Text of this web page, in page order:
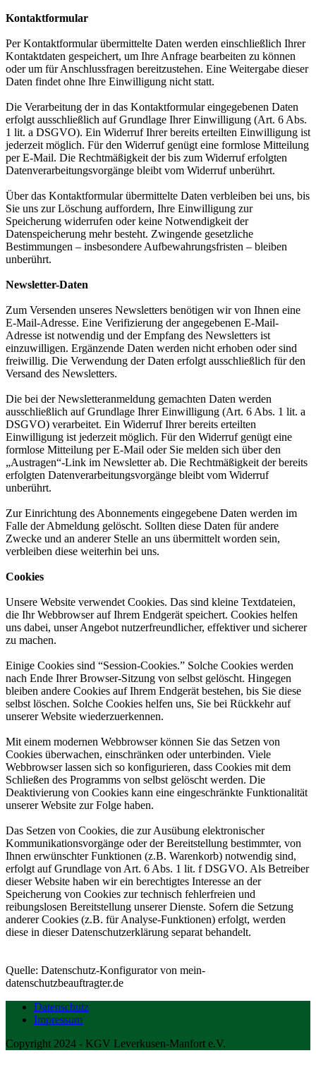
Kontaktformular
Per Kontaktformular übermittelte Daten werden einschließlich Ihrer
Kontaktdaten gespeichert, um Ihre Anfrage bearbeiten zu können
oder um für Anschlussfragen bereitzustehen. Eine Weitergabe dieser
Daten findet ohne Ihre Einwilligung nicht statt.
Die Verarbeitung der in das Kontaktformular eingegebenen Daten
erfolgt ausschließlich auf Grundlage Ihrer Einwilligung (Art. 6 Abs.
1 lit. a DSGVO). Ein Widerruf Ihrer bereits erteilten Einwilligung ist
jederzeit möglich. Für den Widerruf genügt eine formlose Mitteilung
per E-Mail. Die Rechtmäßigkeit der bis zum Widerruf erfolgten
Datenverarbeitungsvorgänge bleibt vom Widerrufunberührt.
Über das Kontaktformular übermittelte Daten verbleiben bei uns, bis
Sie uns zur Löschung auffordern, Ihre Einwilligung zur
Speicherung widerrufen oder keine Notwendigkeit der
Datenspeicherung mehr besteht. Zwingende gesetzliche
Bestimmungen – insbesondere Aufbewahrungsfristen – bleiben
unberührt.
Newsletter-Daten
Zum Versenden unseres Newsletters benötigen wir von Ihnen eine
E-Mail-Adresse. Eine Verifizierung der angegebenen E-Mail-
Adresse ist notwendig und der Empfang des Newsletters ist
einzuwilligen. Ergänzende Daten werden nicht erhoben oder sind
freiwillig. Die Verwendung der Daten erfolgt ausschließlich für den
Versand des Newsletters.
Die bei der Newsletteranmeldung gemachten Daten werden
ausschließlich auf Grundlage Ihrer Einwilligung (Art. 6 Abs. 1 lit. a
DSGVO) verarbeitet. Ein Widerruf Ihrer bereits erteilten
Einwilligung ist jederzeit möglich. Für den Widerruf genügt eine
formlose Mitteilung per E-Mail oder Sie melden sich über den
„Austragen“-Link im Newsletter ab. Die Rechtmäßigkeit der bereits
erfolgten Datenverarbeitungsvorgänge bleibt vom Widerruf
unberührt.
Zur Einrichtung des Abonnements eingegebene Daten werden im
Falle der Abmeldung gelöscht. Sollten diese Daten für andere
Zwecke und an anderer Stelle an uns übermittelt worden sein,
verbleiben diese weiterhin bei uns.
Cookies
Unsere Website verwendet Cookies. Das sind kleine Textdateien,
die Ihr Webbrowser auf Ihrem Endgerät speichert. Cookies helfen
uns dabei, unser Angebot nutzerfreundlicher, effektiver und sicherer
zu machen.
Einige Cookies sind “Session-Cookies.” Solche Cookies werden
nach Ende Ihrer Browser-Sitzung von selbst gelöscht. Hingegen
bleiben andere Cookies auf Ihrem Endgerät bestehen, bis Sie diese
selbst löschen. Solche Cookies helfen uns, Sie bei Rückkehrauf
unserer Website wiederzuerkennen.
Mit einem modernen Webbrowser können Sie das Setzen von
Cookies überwachen, einschränken oder unterbinden. Viele
Webbrowser lassen sich so konfigurieren, dass Cookies mit dem
Schließen des Programms von selbst gelöscht werden. Die
Deaktivierung von Cookies kann eine eingeschränkte Funktionalität
unserer Website zur Folge haben.
Das Setzen von Cookies, die zur Ausübung elektronischer
Kommunikationsvorgänge oder der Bereitstellung bestimmter, von
Ihnen erwünschter Funktionen (z.B. Warenkorb) notwendig sind,
erfolgt auf Grundlage von Art. 6 Abs. 1 lit. f DSGVO. Als Betreiber
dieser Website haben wir ein berechtigtes Interesse an der
Speicherung von Cookies zur technisch fehlerfreien und
reibungslosen Bereitstellung unserer Dienste. Sofern die Setzung
anderer Cookies (z.B. für Analyse-Funktionen) erfolgt, werden
diese in dieserDatenschutzerklärung separat behandelt.
Quelle: Datenschutz-Konfigurator von mein-
datenschutzbeauftragter.de
Datenschutz
Impressum
Copyright 2024 - KGV Leverkusen-Manfort e.V.